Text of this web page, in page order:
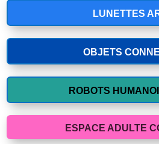
LUNETTES
OBJETS
ROBOTS
ESPACE ADULTE